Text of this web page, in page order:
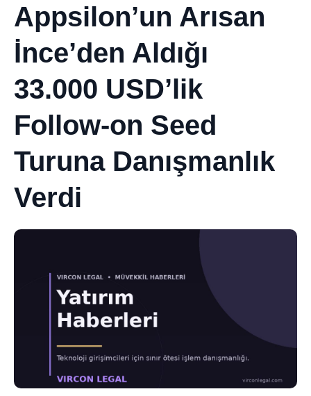
Appsilon’un Arısan
İnce’den Aldığı
33.000 USD’lik
Follow-on Seed
Turuna Danışmanlık
Verdi